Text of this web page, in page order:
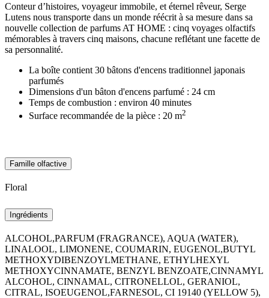
Conteur d’histoires, voyageur immobile, et éternel rêveur, Serge
Lutens nous transporte dans un monde réécrit à sa mesure dans sa
nouvelle collection de parfums AT HOME : cinq voyages olfactifs
mémorables à travers cinq maisons, chacune reflétant une facette de
sa personnalité.
La boîte contient 30 bâtons d'encens traditionnel japonais
parfumés
Dimensions d'un bâton d'encens parfumé : 24 cm
Temps de combustion : environ 40 minutes
Surface recommandée de la pièce : 20 m2
Famille olfactive
Floral
Ingrédients
ALCOHOL,PARFUM (FRAGRANCE), AQUA (WATER),
LINALOOL, LIMONENE, COUMARIN, EUGENOL,BUTYL
METHOXYDIBENZOYLMETHANE, ETHYLHEXYL
METHOXYCINNAMATE, BENZYL BENZOATE,CINNAMYL
ALCOHOL, CINNAMAL, CITRONELLOL, GERANIOL,
CITRAL, ISOEUGENOL,FARNESOL, CI 19140 (YELLOW 5),